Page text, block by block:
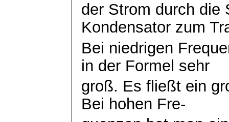
der Strom durch die
Kondensator zum
Bei niedrigen
in der Formel sehr
groß. Es fließt ein
Bei hohen Fre-